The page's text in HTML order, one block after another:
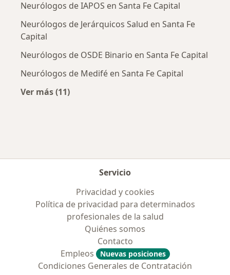
Neurólogos de IAPOS en Santa Fe Capital
Neurólogos de Jerárquicos Salud en Santa Fe
Capital
Neurólogos de OSDE Binario en Santa Fe Capital
Neurólogos de Medifé en Santa Fe Capital
Ver más (11)
Servicio
Privacidad y cookies
Política de privacidad para determinados
profesionales de la salud
Quiénes somos
Contacto
Empleos
Nuevas posiciones
Condiciones Generales de Contratación